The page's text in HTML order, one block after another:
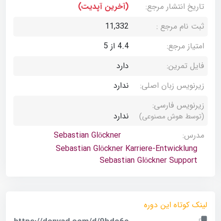
تاریخ انتشار مرجع:
(آخرین آپدیت)
ثبت نام مرجع :
11,332
امتیاز مرجع:
4.4 از 5
فایل تمرین:
دارد
زیرنویس زبان اصلی:
ندارد
زیرنویس فارسی:
(توسط هوش مصنوعی)
ندارد
مدرس:
Sebastian Glöckner
Sebastian Glöckner Karriere-Entwicklung
Sebastian Glöckner Support
لینک کوتاه این دوره